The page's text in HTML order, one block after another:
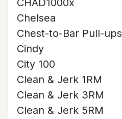
CHAD1000x
Chelsea
Chest-to-Bar Pull-ups
Cindy
City 100
Clean & Jerk 1RM
Clean & Jerk 3RM
Clean & Jerk 5RM